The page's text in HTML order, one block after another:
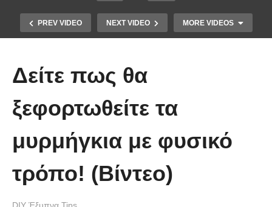
PREV VIDEO NEXT VIDEO MORE VIDEOS
στο πρόσωπο της για να
μεταμόρφωση
Δείτε πως θα
ξεφορτωθείτε τα
μυρμήγκια με φυσικό
τρόπο! (Βίντεο)